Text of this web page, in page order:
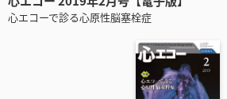
心エコーで診る心原性脳塞栓症